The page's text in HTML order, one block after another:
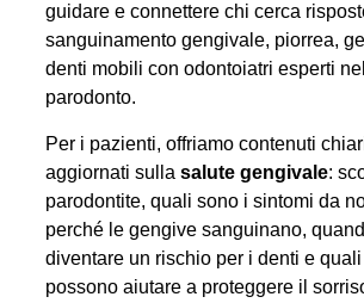
guidare e connettere chi cerca
sanguinamento gengivale, piorrea,
denti mobili con odontoiatri esperti
parodonto.
Per i pazienti, offriamo contenuti
aggiornati sullasalute gengivale:
parodontite, quali sono i sintomi da
perché le gengive sanguinano,
diventare un rischio per i denti e
possono aiutare a proteggere il